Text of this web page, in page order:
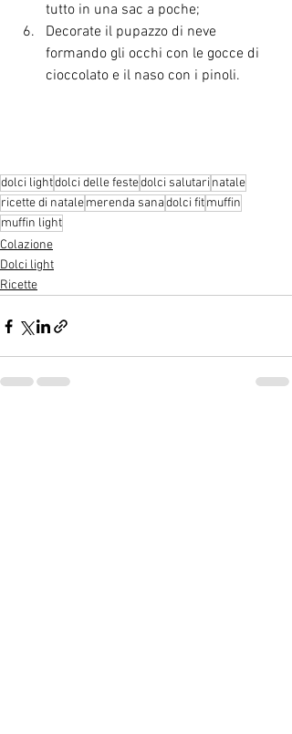
tutto in una sac a poche;
Decorate il pupazzo di neve
formando gli occhi con le gocce di
cioccolato e il naso con i pinoli.
dolci lightdolci delle festedolci salutari natale
ricette di natalemerenda sanadolci fitmuffin
muffin light
Colazione
Dolci light
Ricette